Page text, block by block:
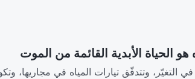
في التغيّر، وتتدفّق تيارات المياه في مجاريها،